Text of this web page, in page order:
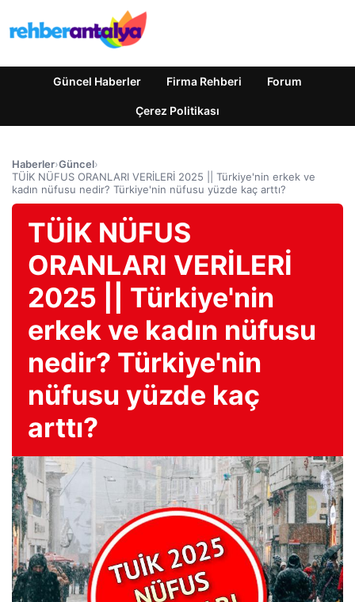
Güncel Haberler Firma Rehberi Forum
Çerez Politikası
Haberler›Güncel›
TÜİK NÜFUS ORANLARI VERİLERİ 2025 || Türkiye'nin erkek ve
kadın nüfusu nedir? Türkiye'nin nüfusu yüzde kaç arttı?
TÜİK NÜFUS
ORANLARI VERİLERİ
2025 || Türkiye'nin
erkek ve kadın nüfusu
nedir? Türkiye'nin
nüfusu yüzde kaç
arttı?